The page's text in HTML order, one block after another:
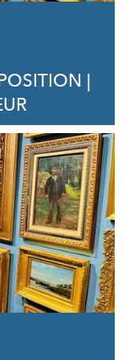
|